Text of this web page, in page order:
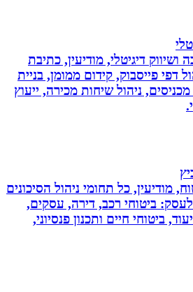
דיגיטלי, מודיעין, כתיבת
פייסבוק, קידום ממומן, בניית
ניהול שיחות מכירה, ייעוץ
כל תחומי ניהול הסיכונים
רכב, דירה, עסקים,
חיים ותכנון פנסיוני,